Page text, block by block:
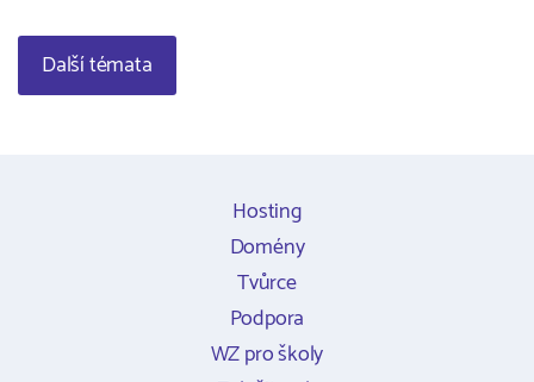
Další témata
Hosting
Domény
Tvůrce
Podpora
WZ pro školy